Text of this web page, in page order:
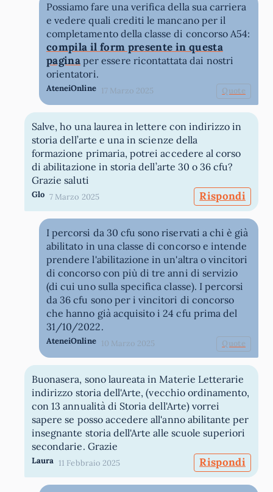
Possiamo fare una verifica della sua carriera
e vedere quali crediti le mancano per il
completamento della classe di concorso A54:
compila il form presente in questa
pagina per essere ricontattata dai nostri
orientatori.
AteneiOnline 17 Marzo 2025 Quote
Salve, ho una laurea in lettere con indirizzo in
storia dell’arte e una in scienze della
formazione primaria, potrei accedere al corso
di abilitazione in storia dell’arte 30 o 36 cfu?
Grazie saluti
Glo 7 Marzo 2025 Rispondi
I percorsi da 30 cfu sono riservati a chi è già
abilitato in una classe di concorso e intende
prendere l'abilitazione in un'altra o vincitori
di concorso con più di tre anni di servizio
(di cui uno sulla specifica classe). I percorsi
da 36 cfu sono per i vincitori di concorso
che hanno già acquisito i 24 cfu prima del
31/10/2022.
AteneiOnline 10 Marzo 2025 Quote
Buonasera, sono laureata in Materie Letterarie
indirizzo storia dell'Arte, (vecchio ordinamento,
con 13 annualità di Storia dell'Arte) vorrei
sapere se posso accedere all'anno abilitante per
insegnante storia dell'Arte alle scuole superiori
secondarie. Grazie
Laura 11 Febbraio 2025 Rispondi